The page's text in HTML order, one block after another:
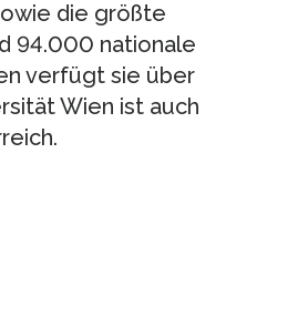
die größte
94.000 nationale
verfügt sie über
Wien ist auch